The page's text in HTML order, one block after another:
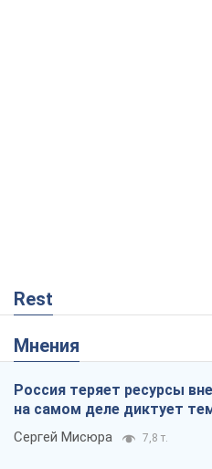
Rest
Мнения
Россия теряет ресурсы
на самом деле диктует
Сергей Мисюра 7,8 т.